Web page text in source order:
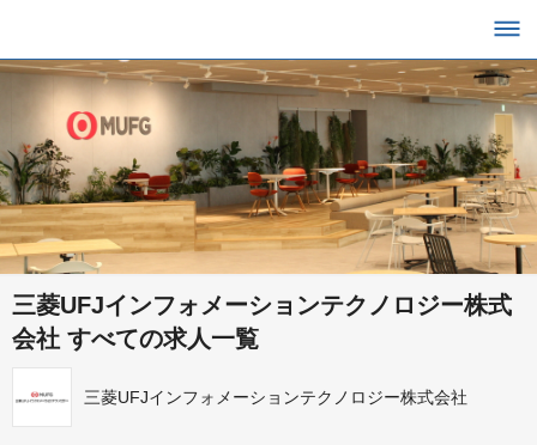
三菱UFJインフォメーションテクノロジー株式
会社 すべての求人一覧
三菱UFJインフォメーションテクノロジー株式会社